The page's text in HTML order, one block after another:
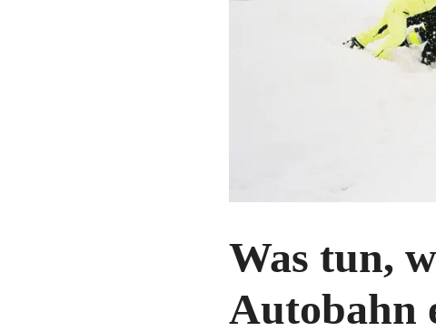
Was tun,
Autobahn